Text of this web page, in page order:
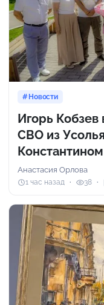
Новости
Игорь Кобзев
СВО из
Анастасия Орлова
1 час назад 38